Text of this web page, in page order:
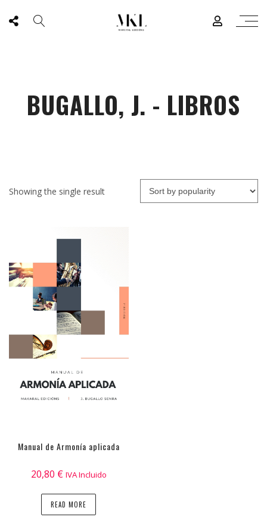
BUGALLO, J. - LIBROS
Showing the single result
Manual de Armonía aplicada
20,80 € IVA Incluido
READ MORE